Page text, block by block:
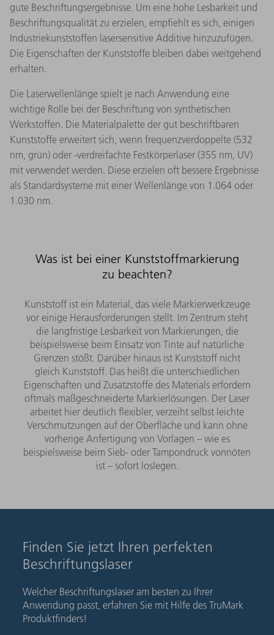
gute Beschriftungsergebnisse. Um eine hohe Lesbarkeit und
Beschriftungsqualität zu erzielen, empfiehlt es sich, einigen
Industriekunststoffen lasersensitive Additive hinzuzufügen.
Die Eigenschaften der Kunststoffe bleiben dabei weitgehend
erhalten.
Die Laserwellenlänge spielt je nach Anwendung eine
wichtige Rolle bei der Beschriftung von synthetischen
Werkstoffen. Die Materialpalette der gut beschriftbaren
Kunststoffe erweitert sich, wenn frequenzverdoppelte (532
nm, grün) oder -verdreifachte Festkörperlaser (355 nm, UV)
mit verwendet werden. Diese erzielen oft bessere Ergebnisse
als Standardsysteme mit einer Wellenlänge von 1.064 oder
1.030 nm.
Was ist bei einer Kunststoffmarkierung
zu beachten?
Kunststoff ist ein Material, das viele Markierwerkzeuge
vor einige Herausforderungen stellt. Im Zentrum steht
die langfristige Lesbarkeit von Markierungen, die
beispielsweise beim Einsatz von Tinte auf natürliche
Grenzen stößt. Darüber hinaus ist Kunststoff nicht
gleich Kunststoff. Das heißt die unterschiedlichen
Eigenschaften und Zusatzstoffe des Materials erfordern
oftmals maßgeschneiderte Markierlösungen. Der Laser
arbeitet hier deutlich flexibler, verzeiht selbst leichte
Verschmutzungen auf der Oberfläche und kann ohne
vorherige Anfertigung von Vorlagen – wie es
beispielsweise beim Sieb- oder Tampondruck vonnöten
ist – sofort loslegen.
Finden Sie jetzt Ihren perfekten
Beschriftungslaser
Welcher Beschriftungslaser am besten zu Ihrer
Anwendung passt, erfahren Sie mit Hilfe des TruMark
Produktfinders!